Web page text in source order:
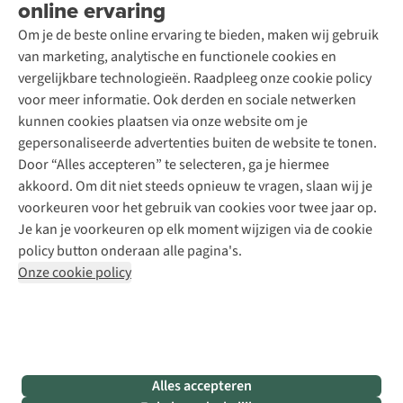
online ervaring
Om je de beste online ervaring te bieden, maken wij gebruik
van marketing, analytische en functionele cookies en
vergelijkbare technologieën. Raadpleeg onze cookie policy
voor meer informatie. Ook derden en sociale netwerken
kunnen cookies plaatsen via onze website om je
gepersonaliseerde advertenties buiten de website te tonen.
Door “Alles accepteren” te selecteren, ga je hiermee
akkoord. Om dit niet steeds opnieuw te vragen, slaan wij je
voorkeuren voor het gebruik van cookies voor twee jaar op.
Je kan je voorkeuren op elk moment wijzigen via de cookie
policy button onderaan alle pagina's.
Onze cookie policy
Alles accepteren
Contact
Toegankelijkheidsverklaring
Schoenonderhoud
Schoenherstelling
Kledingherstelling
Retouches
Voor bedrijven
Podcast
Explore Academy
Explore Camp
Gear Check
Inspiratie & advies
Meld je aan voor de nieuwsbrief
Follow us
Disclaimer Privacy Policy
Algemene voorwaarden
Cookie Policy